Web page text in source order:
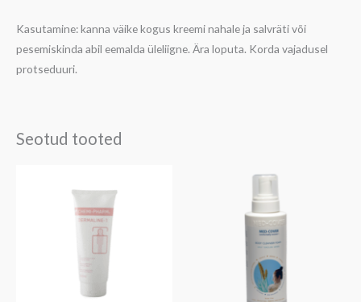
Kasutamine: kanna väike kogus kreemi nahale ja salvräti või
pesemiskinda abil eemalda üleliigne. Ära loputa. Korda vajadusel
protseduuri.
Seotud tooted